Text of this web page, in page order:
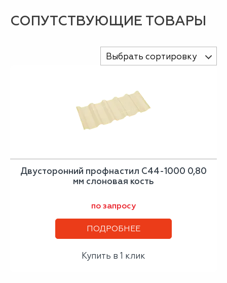
СОПУТСТВУЮЩИЕ ТОВАРЫ
Выбрать сортировку
Двусторонний профнастил С44-1000 0,80
мм слоновая кость
по запросу
ПОДРОБНЕЕ
Купить в 1 клик